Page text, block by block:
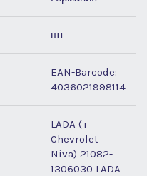
шт
EAN-Barcode:
4036021998114
LADA (+
Chevrolet
Niva) 21082-
1306030 LADA